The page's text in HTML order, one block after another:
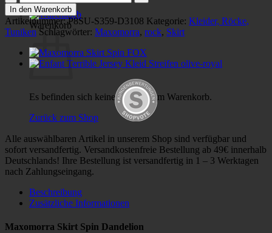
Warenkorb
Es befinden sich keine Produkte im Warenkorb.
Zurück zum Shop
Skirt
Spin
Dandelion
Menge
In den Warenkorb
Artikelnummer:P8SU-S359-D3108 Kategorie: Kleider, Röcke,
Tuniken Schlagwörter: Maxomorra, rock, Skirt
Alle auswählbaren Artikel in unserem Shop sind verfügbar und
sofort versandfertig. Versandkostenfreie Bestellung ab 49€ innerhalb
Deutschlands! Ihre Bestellung ist versandfertig in 1 – 3 Werktagen
nach Zahlungseingang.
Beschreibung
Zusätzliche Informationen
Maxomorra Skirt Spin Dandelion